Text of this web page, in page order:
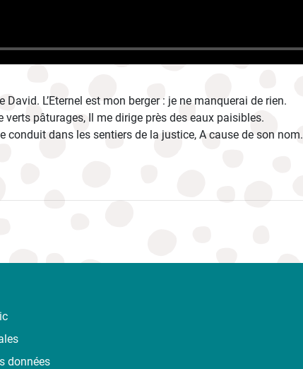
L’Eternel est mon berger : je ne manquerai de rien.
pâturages, Il me dirige près des eaux paisibles.
conduit dans les sentiers de la justice, A cause de son nom.
données